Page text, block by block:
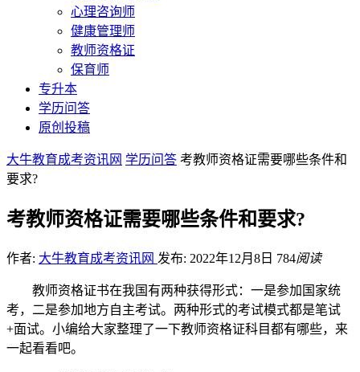
心理咨询师
健康管理师
教师资格证
保育师
专升本
学历问答
原创投稿
大牛教育成考资讯网 学历问答 考教师资格证需要哪些条件和
要求?
考教师资格证需要哪些条件和要求?
作者: 大牛教育成考资讯网 发布: 2022年12月8日 784阅读
教师资格证书在我国有两种获得形式：一是参加国家统
考，二是参加地方自主考试。两种形式的考试模式都是笔试
+面试。小编给大家整理了一下教师资格证科目都有哪些，来
一起看看吧。